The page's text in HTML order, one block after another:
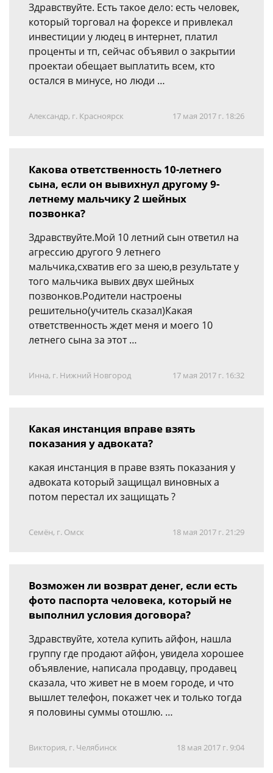
Здравствуйте. Есть такое дело: есть человек,
который торговал на форексе и привлекал
инвестиции у людец в интернет, платил
проценты и тп, сейчас объявил о закрытии
проектаи обещает выплатить всем, кто
остался в минусе, но люди …
Александр, г. Красноярск 17 мая 2017 г. 18:26
Какова ответственность 10-летнего
сына, если он вывихнул другому 9-
летнему мальчику 2 шейных
позвонка?
Здравствуйте.Мой 10 летний сын ответил на
агрессию другого 9 летнего
мальчика,схватив его за шею,в результате у
того мальчика вывих двух шейных
позвонков.Родители настроены
решительно(учитель сказал)Какая
ответственность ждет меня и моего 10
летнего сына за этот …
Инна, г. Нижний Новгород 17 мая 2017 г. 16:32
Какая инстанция вправе взять
показания у адвоката?
какая инстанция в праве взять показания у
адвоката который защищал виновных а
потом перестал их защищать ?
Семён, г. Омск 18 мая 2017 г. 21:29
Возможен ли возврат денег, если есть
фото паспорта человека, который не
выполнил условия договора?
Здравствуйте, хотела купить айфон, нашла
группу где продают айфон, увидела хорошее
объявление, написала продавцу, продавец
сказала, что живет не в моем городе, и что
вышлет телефон, покажет чек и только тогда
я половины суммы отошлю. …
Виктория, г. Челябинск 18 мая 2017 г. 9:04